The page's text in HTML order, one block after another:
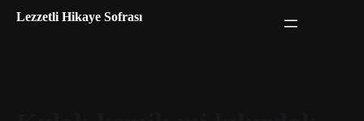
Lezzetli Hikaye Sofrası